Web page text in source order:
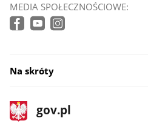
MEDIA SPOŁECZNOŚCIOWE:
Na skróty
stopka
gov.pl
Strona
gov.pl